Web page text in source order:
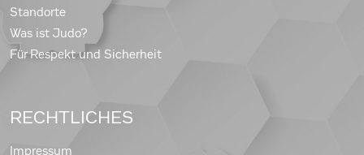
Standorte
Was ist Judo?
Für Respekt und Sicherheit
RECHTLICHES
Impressum